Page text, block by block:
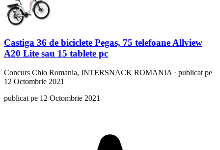
Castiga 36 de biciclete Pegas, 75 telefoane Allview
A20 Lite sau 15 tablete pc
Concurs Chio Romania, INTERSNACK ROMANIA · publicat pe
12 Octombrie 2021
publicat pe 12 Octombrie 2021